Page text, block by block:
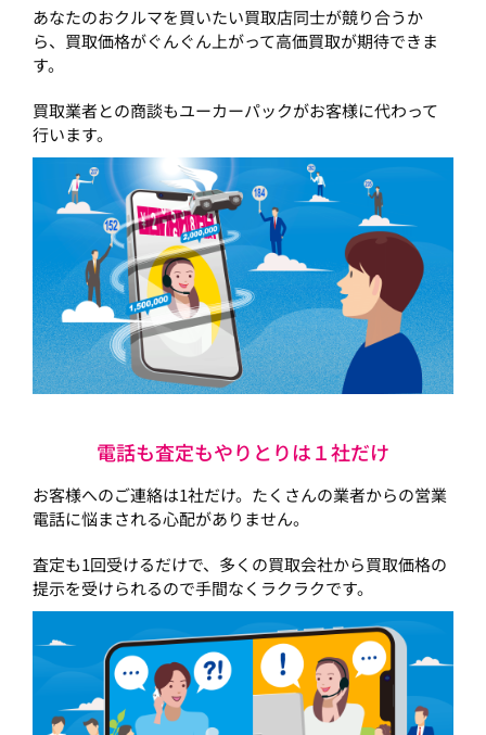
あなたのおクルマを買いたい買取店同士が競り合うか
ら、買取価格がぐんぐん上がって高価買取が期待できま
す。
買取業者との商談もユーカーパックがお客様に代わって
行います。
電話も査定もやりとりは１社だけ
お客様へのご連絡は1社だけ。たくさんの業者からの営業
電話に悩まされる心配がありません。
査定も1回受けるだけで、多くの買取会社から買取価格の
提示を受けられるので手間なくラクラクです。